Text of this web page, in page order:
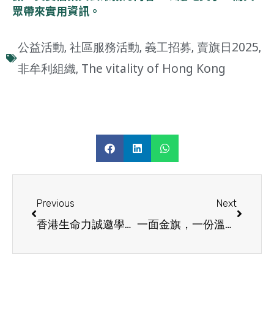
眾帶來實用資訊。
公益活動, 社區服務活動, 義工招募, 賣旗日2025,
非牟利組織, The vitality of Hong Kong
Previous
香港生命力誠邀學校參與2025九龍區賣旗日活動
Next
一面金旗，一份溫飽：讓愛延續整年｜香港生命力2025年度金旗認捐活動